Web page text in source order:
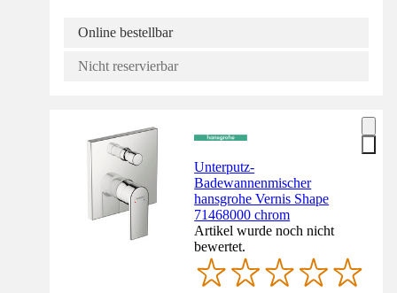
Online bestellbar
Nicht reservierbar
Unterputz-
Badewannenmischer
hansgrohe Vernis Shape
71468000 chrom
Artikel wurde noch nicht
bewertet.